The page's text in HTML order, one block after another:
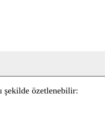
şekilde özetlenebilir: